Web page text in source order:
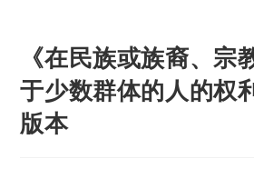
《在民族或族裔、宗
于少数群体的人的权
版本